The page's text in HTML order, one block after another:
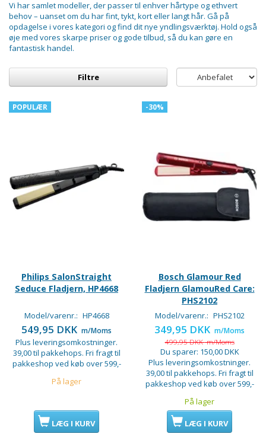
Vi har samlet modeller, der passer til enhver hårtype og ethvert
behov – uanset om du har fint, tykt, kort eller langt hår. Gå på
opdagelse i vores kategori og find dit nye yndlingsværktøj. Hold også
øje med vores skarpe priser og gode tilbud, så du kan gøre en
fantastisk handel.
Filtre
POPULÆR
Philips SalonStraight
Seduce Fladjern, HP4668
Model/varenr.: HP4668
549,95 DKK m/Moms
Plus leveringsomkostninger.
39,00 til pakkehops. Fri fragt til
pakkeshop ved køb over 599,-
På lager
LÆG I KURV
-30%
Bosch Glamour Red
Fladjern GlamouRed Care:
PHS2102
Model/varenr.: PHS2102
349,95 DKK m/Moms
499,95 DKKm/Moms
Du sparer: 150,00 DKK
Plus leveringsomkostninger.
39,00 til pakkehops. Fri fragt til
pakkeshop ved køb over 599,-
På lager
LÆG I KURV